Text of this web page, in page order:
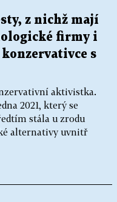
z nichž mají
firmy i
s
aktivistka.
2021, který se
stála u zrodu
alternativy uvnitř